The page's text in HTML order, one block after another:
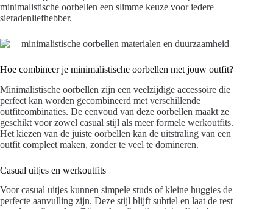
minimalistische oorbellen een slimme keuze voor iedere
sieradenliefhebber.
Hoe combineer je minimalistische oorbellen met jouw outfit?
Minimalistische oorbellen zijn een veelzijdige accessoire die
perfect kan worden gecombineerd met verschillende
outfitcombinaties. De eenvoud van deze oorbellen maakt ze
geschikt voor zowel casual stijl als meer formele werkoutfits.
Het kiezen van de juiste oorbellen kan de uitstraling van een
outfit compleet maken, zonder te veel te domineren.
Casual uitjes en werkoutfits
Voor casual uitjes kunnen simpele studs of kleine huggies de
perfecte aanvulling zijn. Deze stijl blijft subtiel en laat de rest